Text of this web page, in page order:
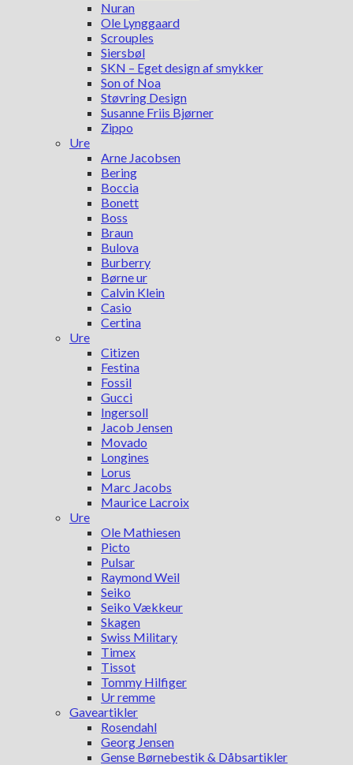
Nuran
Ole Lynggaard
Scrouples
Siersbøl
SKN – Eget design af smykker
Son of Noa
Støvring Design
Susanne Friis Bjørner
Zippo
Ure
Arne Jacobsen
Bering
Boccia
Bonett
Boss
Braun
Bulova
Burberry
Børne ur
Calvin Klein
Casio
Certina
Ure
Citizen
Festina
Fossil
Gucci
Ingersoll
Jacob Jensen
Movado
Longines
Lorus
Marc Jacobs
Maurice Lacroix
Ure
Ole Mathiesen
Picto
Pulsar
Raymond Weil
Seiko
Seiko Vækkeur
Skagen
Swiss Military
Timex
Tissot
Tommy Hilfiger
Ur remme
Gaveartikler
Rosendahl
Georg Jensen
Gense Børnebestik & Dåbsartikler